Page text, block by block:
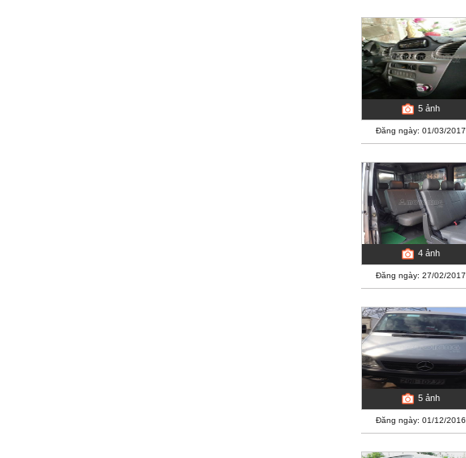
5 ảnh
Đăng ngày: 01/03/2017
4 ảnh
Đăng ngày: 27/02/2017
5 ảnh
Đăng ngày: 01/12/2016